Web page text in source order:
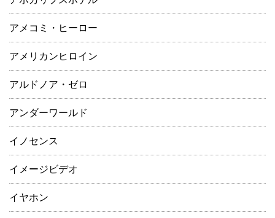
アメコミ・ヒーロー
アメリカンヒロイン
アルドノア・ゼロ
アンダーワールド
イノセンス
イメージビデオ
イヤホン